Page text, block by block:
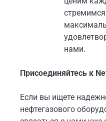
нами.
Присоединяйтесь к
Если вы ищете
нефтегазового